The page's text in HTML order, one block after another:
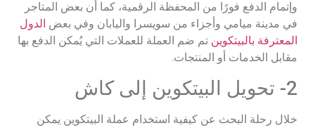
وإتمام الدفع فورًا من المحفظة الرقمية، كما أن بعض المتاجر
في مدينة ميامي وأجزاء من سويسرا واليابان وفي بعض الدول
المعترفة بالبيتكوين تم ضم العملة للعملات التي يُمكن الدفع بها
مقابل الخدمات أو المنتجات.
2- تحويل البيتكوين إلى كاش
خلال رحلة البحث عن كيفية استخدام عملة البيتكوين يمكن